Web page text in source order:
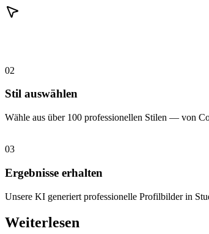
02
Stil auswählen
Wähle aus über 100 professionellen Stilen — von
03
Ergebnisse erhalten
Unsere KI generiert professionelle Profilbilder in
Weiterlesen